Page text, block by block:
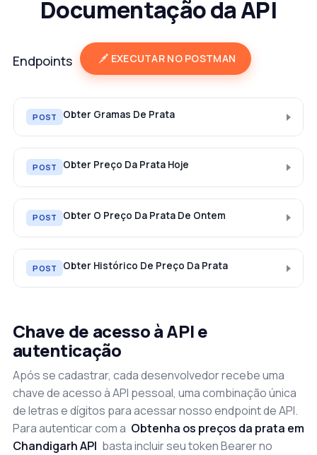
Documentação da API
Endpoints EXECUTAR NO POSTMAN
POST Obter Gramas De Prata
POST Obter Preço Da Prata Hoje
POST Obter O Preço Da Prata De Ontem
POST Obter Histórico De Preço Da Prata
Chave de acesso à API e
autenticação
Após se cadastrar, cada desenvolvedor recebe uma
chave de acesso à API pessoal, uma combinação única
de letras e dígitos para acessar nosso endpoint de API.
Para autenticar com a Obtenha os preços da prata em
Chandigarh API basta incluir seu token Bearer no